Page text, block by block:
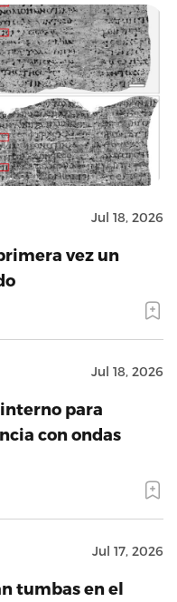
Jul 18, 2026
vez un
Jul 18, 2026
para
con ondas
Jul 17, 2026
tumbas en el